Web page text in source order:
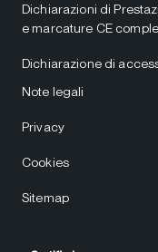
Dichiarazioni di
e marcature CE
Dichiarazione di
Note legali
Privacy
Cookies
Sitemap